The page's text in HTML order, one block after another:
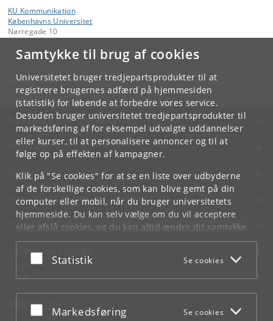
Samtykke til brug af cookies
Universitetet bruger tredjepartsprodukter til at
registrere brugernes adfærd på hjemmesiden
(statistik) for løbende at forbedre vores service.
Desuden bruger universitetet tredjepartsprodukter til
markedsføring af for eksempel udvalgte uddannelser
eller kurser, til at personalisere annoncer og til at
følge op på effekten af kampagner.
Klik på "Se cookies" for at se en liste over udbyderne
af de forskellige cookies, som kan blive gemt på din
computer eller mobil, når du bruger universitetets
hjemmeside. Du kan selv vælge om du vil acceptere
eller afslå cookies, og du kan altid ændre dit samtykke
underCookie- og privatlivspolitiksom du finder i
bunden af hver side.
Acceptér eller afslå
Statistik Se cookies
Acceptér eller afslå
Markedsføring Se cookies
KU Kommunikation
Københavns Universitet
Nørregade 10
KU Kommunikation
presse
ku
KØBENHAVNS UNIVERSITET
KONTAKT
SERVICES
FOR STUDERENDE OG ANSATTE
JOB OG KARRIERE
NØDSITUATIONER
WEB
MØD KU PÅ